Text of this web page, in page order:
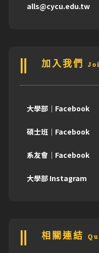
alls@cycu.edu.tw
加入我們
大學部｜Facebook
碩士班｜Facebook
系友會｜Facebook
大學部 Instagram
相關連結